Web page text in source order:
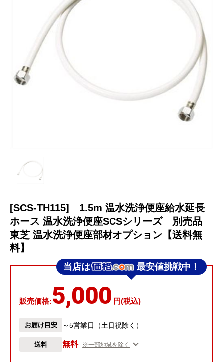
[SCS-TH115] 1.5m 温水洗浄便座給水延長
ホース 温水洗浄便座SCSシリーズ 別売品
東芝 温水洗浄便座部材オプション【送料無
料】
当店は 最安値挑戦中！
販売価格:5,000 円(税込)
お届け目安 ～5営業日（土日祝除く）
送料 無料 ※一部地域を除く